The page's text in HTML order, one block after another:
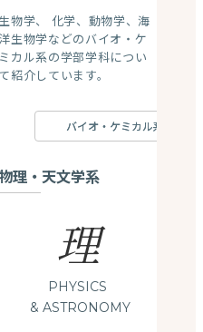
物学、 化学、動物学、海
洋生物学などのバイオ・ケ
ミカル系の学部学科につい
て紹介しています。
バイオ・ケミカル系
理・天文学系
理
PHYSICS
& ASTRONOMY